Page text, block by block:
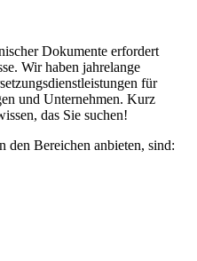
Dokumente erfordert
Wir haben jahrelange
für
und Unternehmen. Kurz
das Sie suchen!
den Bereichen anbieten, sind: